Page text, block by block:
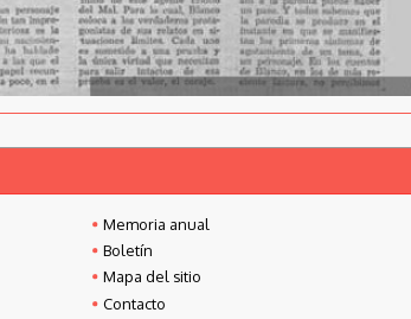
Memoria anual
Boletín
Mapa del sitio
Contacto